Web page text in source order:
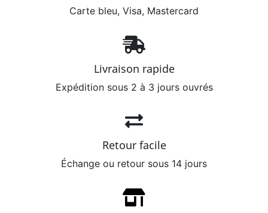
Carte bleu, Visa, Mastercard
Livraison rapide
Expédition sous 2 à 3 jours ouvrés
Retour facile
Échange ou retour sous 14 jours